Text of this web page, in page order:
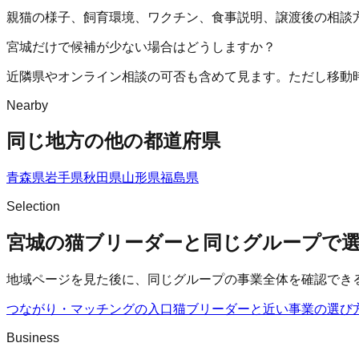
親猫の様子、飼育環境、ワクチン、食事説明、譲渡後の相
宮城だけで候補が少ない場合はどうしますか？
近隣県やオンライン相談の可否も含めて見ます。ただし移
Nearby
同じ地方の他の都道府県
青森県岩手県秋田県山形県福島県
Selection
宮城の猫ブリーダーと同じグループで
地域ページを見た後に、同じグループの事業全体を確認でき
つながり・マッチングの入口猫ブリーダーと近い事業の選び
Business